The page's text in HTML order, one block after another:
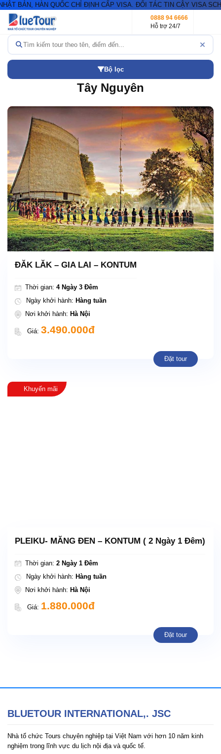
BẢN, HÀN QUỐC CHỈ ĐỊNH CẤP VISA. ĐỐI TÁC TIN CẬY VISA
0888 94 6666
Hỗ trợ 24/7
Bộ lọc
Tây Nguyên
Khuyến mãi
ĐĂK LĂK – GIA LAI – KONTUM
Thời gian: 4 Ngày 3 Đêm
Ngày khởi hành: Hàng tuần
Nơi khởi hành: Hà Nội
Giá: 3.490.000đ
Đặt tour
Khuyến mãi
PLEIKU- MĂNG ĐEN – KONTUM ( 2 Ngày 1 Đêm)
Thời gian: 2 Ngày 1 Đêm
Ngày khởi hành: Hàng tuần
Nơi khởi hành: Hà Nội
Giá: 1.880.000đ
Đặt tour
BLUETOUR INTERNATIONAL,. JSC
Nhà tổ chức Tours chuyên nghiệp tại Việt Nam với hơn 10 năm kinh
nghiệm trong lĩnh vực du lịch nội địa và quốc tế.